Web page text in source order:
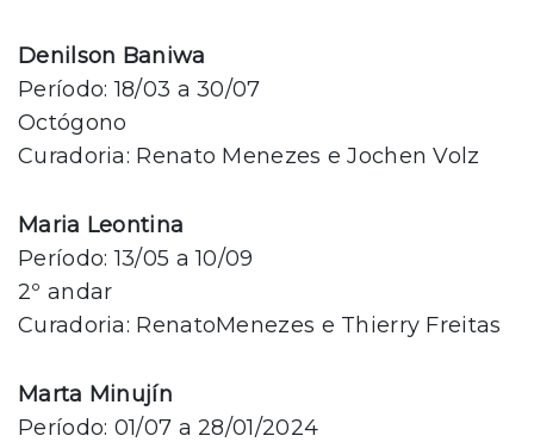
Denilson Baniwa
Período: 18/03 a 30/07
Octógono
Curadoria: Renato Menezes e Jochen Volz
Maria Leontina
Período: 13/05 a 10/09
2º andar
Curadoria: RenatoMenezes e Thierry Freitas
Marta Minujín
Período: 01/07 a 28/01/2024